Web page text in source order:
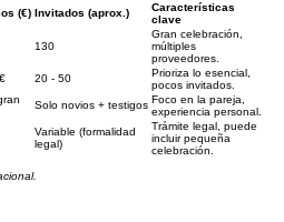
(€) Invitados (aprox.)
Características
clave
130
Gran celebración,
múltiples
proveedores.
20 - 50
Prioriza lo esencial,
pocos invitados.
Solo novios + testigos Foco en la pareja,
experiencia personal.
Variable (formalidad
legal)
Trámite legal, puede
incluir pequeña
celebración.